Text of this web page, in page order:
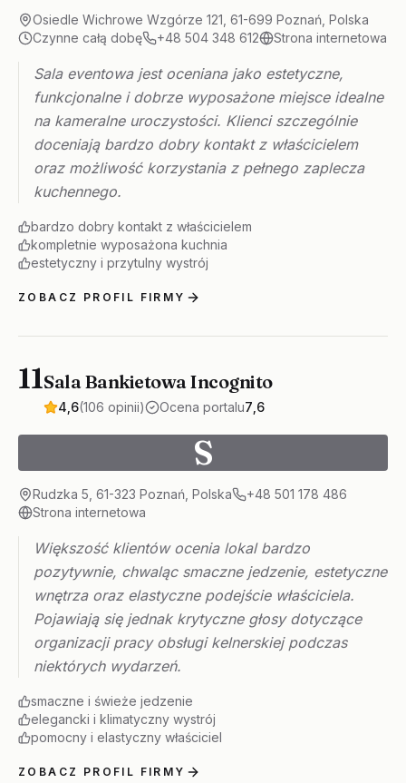
Osiedle Wichrowe Wzgórze 121, 61-699 Poznań, Polska
Czynne całą dobę
+48 504 348 612 Strona internetowa
Sala eventowa jest oceniana jako estetyczne,
funkcjonalne i dobrze wyposażone miejsce idealne
na kameralne uroczystości. Klienci szczególnie
doceniają bardzo dobry kontakt z właścicielem
oraz możliwość korzystania z pełnego zaplecza
kuchennego.
bardzo dobry kontakt z właścicielem
kompletnie wyposażona kuchnia
estetyczny i przytulny wystrój
ZOBACZ PROFIL FIRMY
11Sala Bankietowa Incognito
4,6(106 opinii) Ocena portalu7,6
S
Rudzka 5, 61-323 Poznań, Polska
+48 501 178 486
Strona internetowa
Większość klientów ocenia lokal bardzo
pozytywnie, chwaląc smaczne jedzenie, estetyczne
wnętrza oraz elastyczne podejście właściciela.
Pojawiają się jednak krytyczne głosy dotyczące
organizacji pracy obsługi kelnerskiej podczas
niektórych wydarzeń.
smaczne i świeże jedzenie
elegancki i klimatyczny wystrój
pomocny i elastyczny właściciel
ZOBACZ PROFIL FIRMY